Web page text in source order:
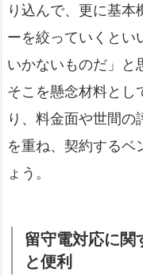
り込んで、更に基
ーを絞っていくとい
いかないものだ」と
そこを懸念材料とし
り、料金面や世間
を重ね、契約するベ
ょう。
留守電対応に関
と便利